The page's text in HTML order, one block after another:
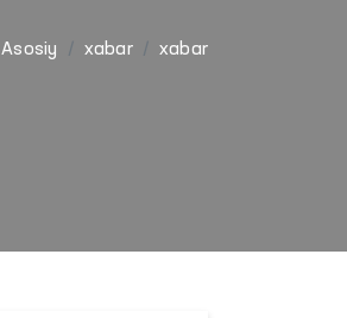
Asosiy xabar xabar